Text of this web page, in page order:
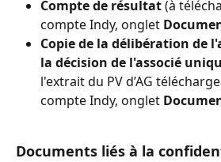
Compte de résultat (à
compte Indy, onglet
Copie de la délibération de
la décision de l'associé
l'extrait du PV d’AG
compte Indy, onglet
Documents liés à la